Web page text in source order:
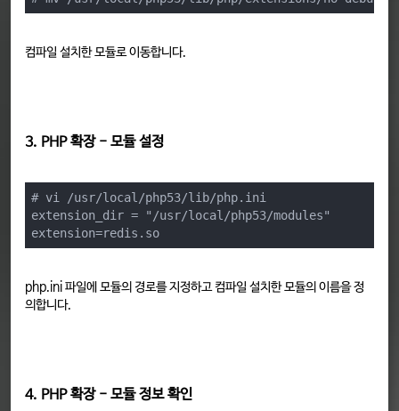
컴파일 설치한 모듈로 이동합니다.
3. PHP 확장 - 모듈 설정
# vi /usr/local/php53/lib/php.ini
extension_dir = "/usr/local/php53/modules"
extension=redis.so
php.ini 파일에 모듈의 경로를 지정하고 컴파일 설치한 모듈의 이름을 정
의합니다.
4. PHP 확장 - 모듈 정보 확인